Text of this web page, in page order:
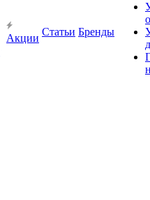
Акции
Статьи Бренды